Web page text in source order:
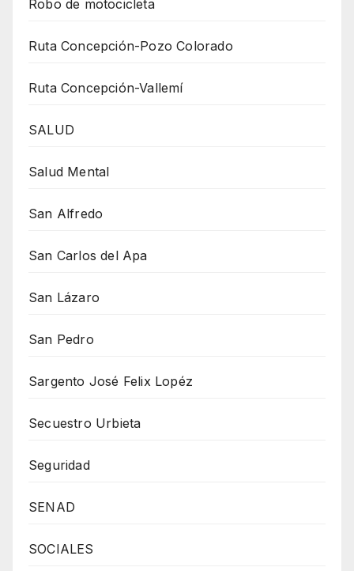
Robo de motocicleta
Ruta Concepción-Pozo Colorado
Ruta Concepción-Vallemí
SALUD
Salud Mental
San Alfredo
San Carlos del Apa
San Lázaro
San Pedro
Sargento José Felix Lopéz
Secuestro Urbieta
Seguridad
SENAD
SOCIALES